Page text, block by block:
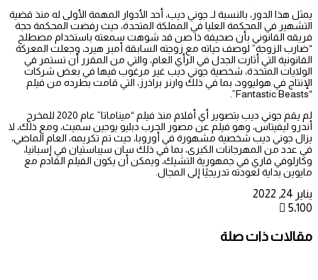
يمثل هذا الدور، بالنسبة لـ جوني ديب، أحد الأدوار المهمة الأولى له منذ قضية
التشهير في المحكمة العليا في المملكة المتحدة، حيث رفضت المحكمة حجة
فريقه القانوني بأن صحيفة ذا صن قد شوهت سمعته باستخدام مصطلح
“ضارب الزوجة” لوصف حياته مع زوجته السابقة أمبر هيرد، وجعلت المعركة
القانونية التي أثارت الجدل في الرأي العام، والتي من المقرر أن تستمر في
الولايات المتحدة، شخصية جوني ديب غير مرغوب فيها في بعض شركات
الإنتاج في هوليوود، بما في ذلك وارنر براذرز، التي قامت بطرده من فيلم
“Fantastic Beasts”.
لم يقم جوني ديب بتصوير أي أفلام منذ فيلم “ميناماتا” عام 2020 للمخرج
أندرو ليفيتاس، وهو فيلم عن مصور الحرب دبليو يوجين سميث، ومع ذلك، لا
يزال جوني ديب شخصية مشهورة في أوروبا، حيث تم تكريمه، العام الماضي،
في عدد من المهرجانات الكبرى، بما في ذلك سان سيباستيان في إسبانيا،
وكارلوفي فاري في جمهورية التشيك، ويمكن أن يكون الفيلم القادم مع
مايوين بداية لعودته تدريجيًا إلى المجال.
يناير 24, 2022
5٬100
مقالات ذات صلة